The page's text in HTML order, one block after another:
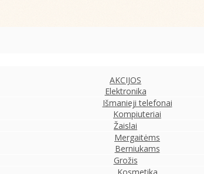
AKCIJOS
Elektronika
Išmanieji telefonai
Kompiuteriai
Žaislai
Mergaitėms
Berniukams
Grožis
Kosmetika